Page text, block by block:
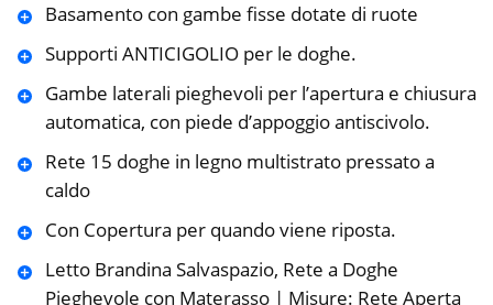
Basamento con gambe fisse dotate di ruote
Supporti ANTICIGOLIO per le doghe.
Gambe laterali pieghevoli per l’apertura e chiusura
automatica, con piede d’appoggio antiscivolo.
Rete 15 doghe in legno multistrato pressato a
caldo
Con Copertura per quando viene riposta.
Letto Brandina Salvaspazio, Rete a Doghe
Pieghevole con Materasso | Misure: Rete Aperta